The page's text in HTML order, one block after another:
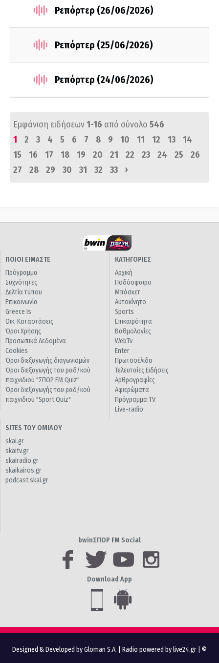
Ρεπόρτερ (26/06/2026)
Ρεπόρτερ (25/06/2026)
Ρεπόρτερ (24/06/2026)
Εμφάνιση ειδήσεων1-16 από σύνολο 546
1
2 3 4 5 6 7 8 9 10 11 12 13
14
15
16 17 18 19 20 21 22 23 24 25
26
27
28 29 30 31 32 33 ›
ΠΟΙΟΙ ΕΙΜΑΣΤΕ
Πρόγραμμα
Συχνότητες
Δελτία τύπου
Επικοινωνία
Greece Is
Οικ. Καταστάσεις
Όροι Χρήσης
Προσωπικά Δεδομένα
Cookies
Όροι διεξαγωγής διαγωνισμών
Όροι διεξαγωγής του ραδ/κού
παιχνιδιού "ΣΠΟΡ FM Quiz"
Όροι διεξαγωγής του ραδ/κού
παιχνιδιού "Sport Quiz"
ΚΑΤΗΓΟΡΙΕΣ
Αρχική
Ποδόσφαιρο
Μπάσκετ
Αυτοκίνητο
Sports
Επικαιρότητα
Βαθμολογίες
WebTv
Enter
Πρωτοσέλιδα
Τελευταίες Ειδήσεις
Αρθρογραφίες
Αφιερώματα
Πρόγραμμα TV
Live-radio
SITES ΤΟΥ ΟΜΙΛΟΥ
skai.gr
skaitv.gr
skairadio.gr
skaikairos.gr
podcast.skai.gr
bwinΣΠΟΡ FM Social
Download App
Designed & Developed by Gloman S.A. Radio powered by live24.gr | ©